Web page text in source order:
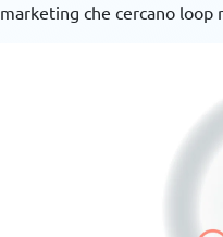
marketing che cercano loop